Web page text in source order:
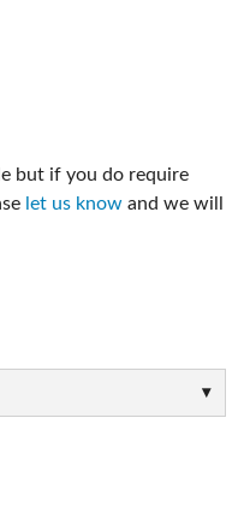
but if you do require
let us know and we will